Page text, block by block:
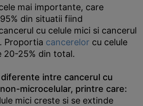
mai importante, care
din situatii fiind
cu celule mici si cancerul
Proportia cancerelor cu celule
20-25% din total.
intre cancerul cu
microcelular, printre care:
mici creste si se extinde